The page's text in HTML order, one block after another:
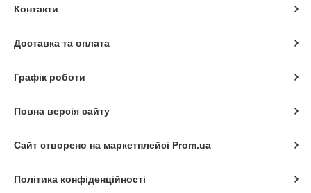
Контакти
Доставка та оплата
Графік роботи
Повна версія сайту
Сайт створено на маркетплейсі Prom.ua
Політика конфіденційності